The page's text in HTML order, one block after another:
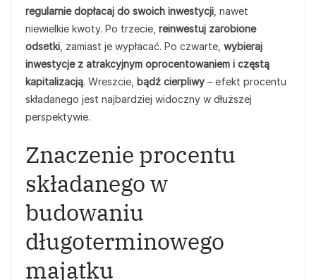
regularnie dopłacaj do swoich inwestycji , nawet
niewielkie kwoty. Po trzecie, reinwestuj zarobione
odsetki , zamiast je wypłacać. Po czwarte, wybieraj
inwestycje z atrakcyjnym oprocentowaniem i częstą
kapitalizacją. Wreszcie, bądź cierpliwy – efekt procentu
składanego jest najbardziej widoczny w dłuższej
perspektywie.
Znaczenie procentu
składanego w
budowaniu
długoterminowego
majątku